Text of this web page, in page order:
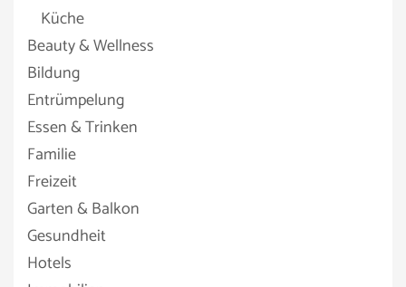
Küche
Beauty & Wellness
Bildung
Entrümpelung
Essen & Trinken
Familie
Freizeit
Garten & Balkon
Gesundheit
Hotels